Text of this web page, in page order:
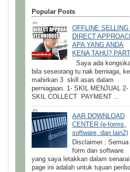
Popular Posts
OFFLINE SELLING
DIRECT
APA YANG ANDA
KENA TAHU?
Saya ada
bila seseorang tu nak berniaga,
mahirkan 3 skill asas dalam
perniagaan. 1- SKIL MENJUAL 2-
SKIL COLLECT PAYMENT ...
AAR DOWNLOAD
CENTER (e-forms,
software, dan lain2)
Disclaimer : Semua
form dan software
yang saya letakkan dalam
page ini adalah untuk tujuan